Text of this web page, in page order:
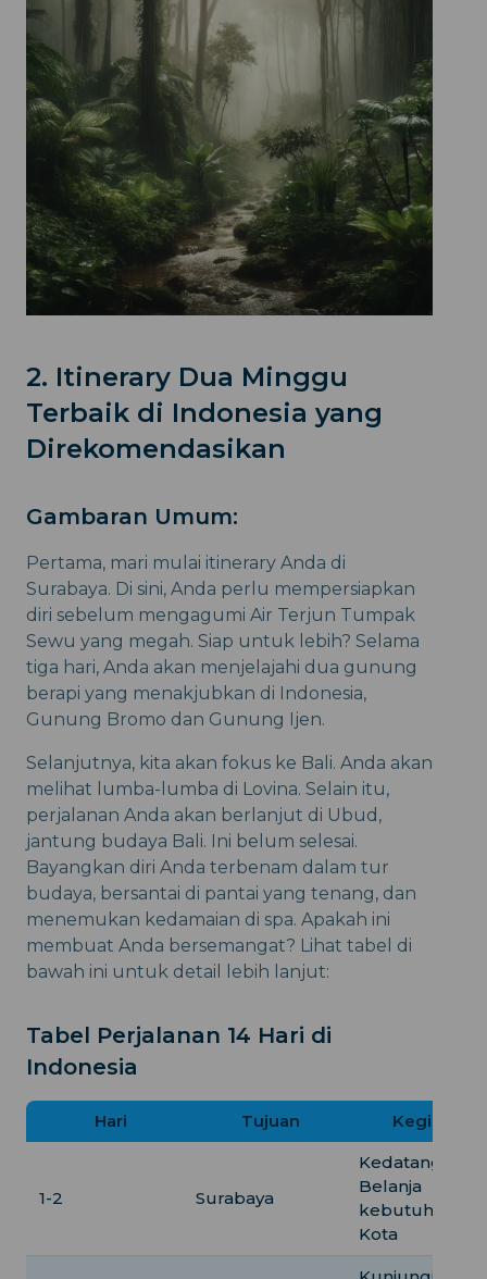
2. Itinerary Dua Minggu
Terbaik di Indonesia yang
Direkomendasikan
Gambaran Umum:
Pertama, mari mulai itinerary Anda di
Surabaya. Di sini, Anda perlu mempersiapkan
diri sebelum mengagumi Air Terjun Tumpak
Sewu yang megah. Siap untuk lebih? Selama
tiga hari, Anda akan menjelajahi dua gunung
berapi yang menakjubkan di Indonesia,
Gunung Bromo dan Gunung Ijen.
Selanjutnya, kita akan fokus ke Bali. Anda akan
melihat lumba-lumba di Lovina. Selain itu,
perjalanan Anda akan berlanjut di Ubud,
jantung budaya Bali. Ini belum selesai.
Bayangkan diri Anda terbenam dalam tur
budaya, bersantai di pantai yang tenang, dan
menemukan kedamaian di spa. Apakah ini
membuat Anda bersemangat? Lihat tabel di
bawah ini untuk detail lebih lanjut:
Tabel Perjalanan 14 Hari di
Indonesia
Hari Tujuan Kegiatan
1-2 Surabaya
Kedatangan,
Belanja
kebutuhan,
Kota